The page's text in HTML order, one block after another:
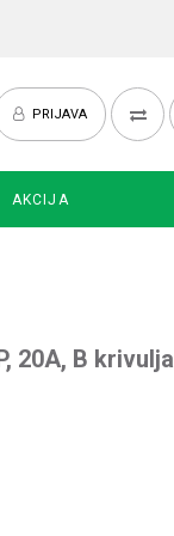
PRIJAVA
AKCIJA
20A, B krivulja